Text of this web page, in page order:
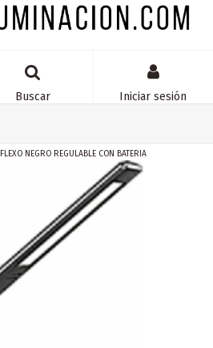
Buscar Iniciar sesión
FLEXO NEGRO REGULABLE CON BATERIA